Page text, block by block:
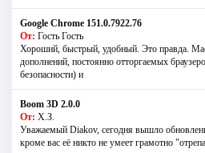
Google Chrome 151.0.7922.76
От: Гость Гость
Хороший, быстрый, удобный. Это правда.
дополнений, постоянно отторгаемых
безопасности) и
Boom 3D 2.0.0
От: Х.З.
Уважаемый Diakov, сегодня вышло
кроме вас её никто не умеет грамотно